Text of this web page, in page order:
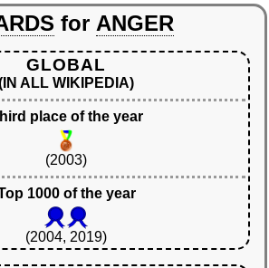
for ANGER
GLOBAL
ALL WIKIPEDIA)
place of the year
(2003)
1000 of the year
(2004, 2019)